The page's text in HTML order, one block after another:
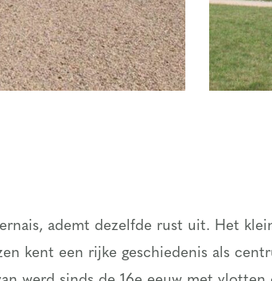
ademt dezelfde rust uit. Het
kent een rijke geschiedenis als